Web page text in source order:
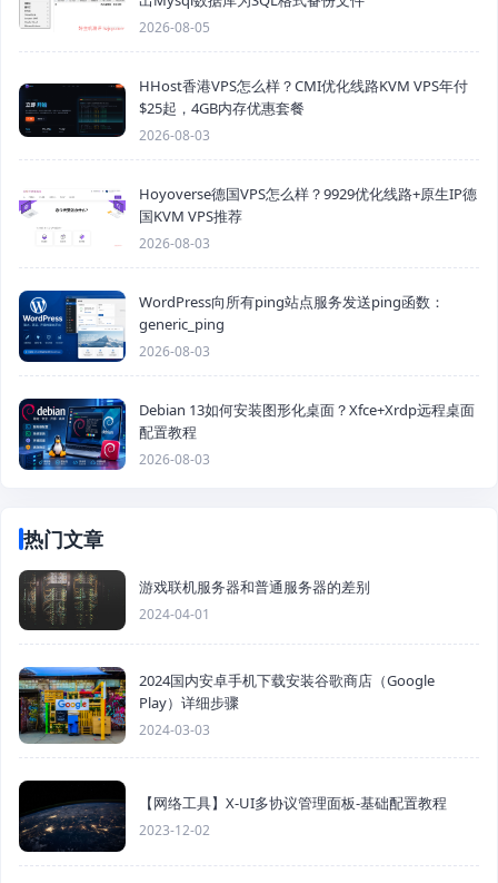
2026-08-05
HHost香港VPS怎么样？CMI优化线路KVM VPS年付
$25起，4GB内存优惠套餐
2026-08-03
Hoyoverse德国VPS怎么样？9929优化线路+原生IP德
国KVM VPS推荐
2026-08-03
WordPress向所有ping站点服务发送ping函数：
generic_ping
2026-08-03
Debian 13如何安装图形化桌面？Xfce+Xrdp远程桌面
配置教程
2026-08-03
热门文章
游戏联机服务器和普通服务器的差别
2024-04-01
2024国内安卓手机下载安装谷歌商店（Google
Play）详细步骤
2024-03-03
【网络工具】X-UI多协议管理面板-基础配置教程
2023-12-02